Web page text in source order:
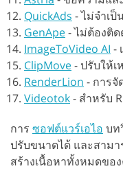
QuickAds -ไม่จำเ
GenApe-ไม่ต้องติด
ImageToVideo AI -
ClipMove-ปรับให้
RenderLion - การจั
Videotok- สำหรับ
การ ซอฟต์แวร์เอไอ บท
ปรับขนาดได้ และสาม
สร้างเนื้อหาทั้งหมดขอ